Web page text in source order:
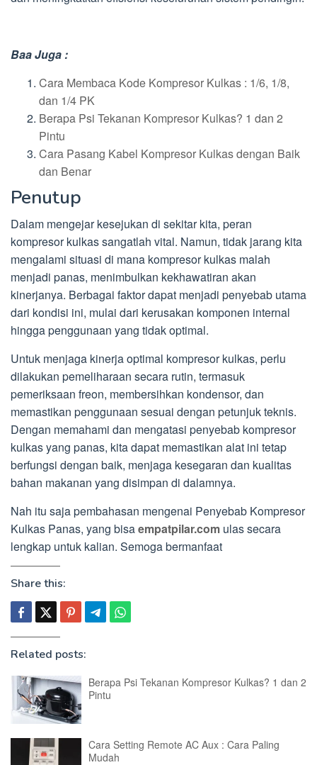
Baa Juga :
Cara Membaca Kode Kompresor Kulkas : 1/6, 1/8,
dan 1/4 PK
Berapa Psi Tekanan Kompresor Kulkas? 1 dan 2
Pintu
Cara Pasang Kabel Kompresor Kulkas dengan Baik
dan Benar
Penutup
Dalam mengejar kesejukan di sekitar kita, peran
kompresor kulkas sangatlah vital. Namun, tidak jarang kita
mengalami situasi di mana kompresor kulkas malah
menjadi panas, menimbulkan kekhawatiran akan
kinerjanya. Berbagai faktor dapat menjadi penyebab utama
dari kondisi ini, mulai dari kerusakan komponen internal
hingga penggunaan yang tidak optimal.
Untuk menjaga kinerja optimal kompresor kulkas, perlu
dilakukan pemeliharaan secara rutin, termasuk
pemeriksaan freon, membersihkan kondensor, dan
memastikan penggunaan sesuai dengan petunjuk teknis.
Dengan memahami dan mengatasi penyebab kompresor
kulkas yang panas, kita dapat memastikan alat ini tetap
berfungsi dengan baik, menjaga kesegaran dan kualitas
bahan makanan yang disimpan di dalamnya.
Nah itu saja pembahasan mengenai Penyebab Kompresor
Kulkas Panas, yang bisaempatpilar.com ulas secara
lengkap untuk kalian. Semoga bermanfaat
Share this:
Related posts:
Berapa Psi Tekanan Kompresor Kulkas? 1 dan 2
Pintu
Cara Setting Remote AC Aux : Cara Paling
Mudah